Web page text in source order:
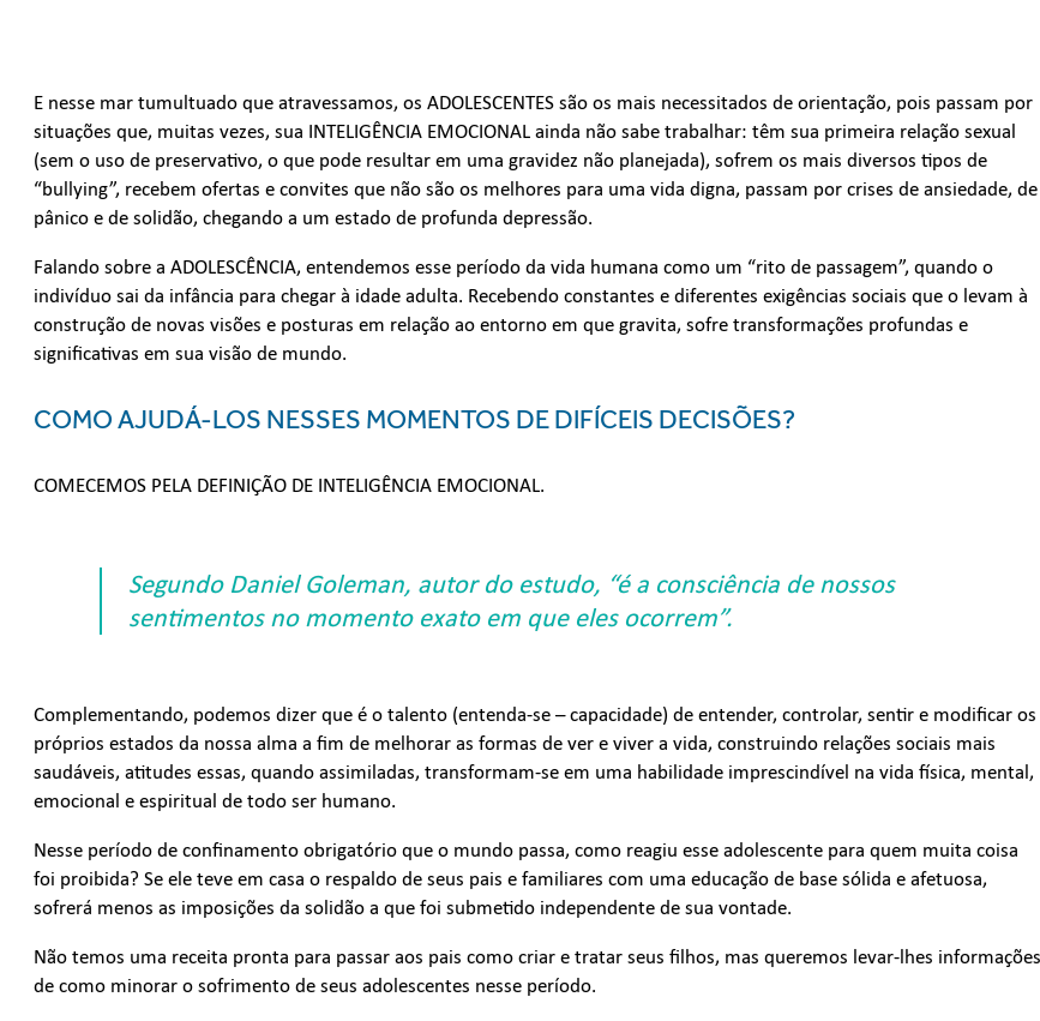
E nesse mar tumultuado que atravessamos, os ADOLESCENTES são os mais necessitados de orientação, pois passam por
situações que, muitas vezes, sua INTELIGÊNCIA EMOCIONAL ainda não sabe trabalhar: têm sua primeira relação sexual
(sem o uso de preservativo, o que pode resultar em uma gravidez não planejada), sofrem os mais diversos tipos de
“bullying”, recebem ofertas e convites que não são os melhores para uma vida digna, passam por crises de ansiedade, de
pânico e de solidão, chegando a um estado de profunda depressão.
Falando sobre a ADOLESCÊNCIA, entendemos esse período da vida humana como um “rito de passagem”, quando o
indivíduo sai da infância para chegar à idade adulta. Recebendo constantes e diferentes exigências sociais que o levam à
construção de novas visões e posturas em relação ao entorno em que gravita, sofre transformações profundas e
significativas em sua visão de mundo.
COMO AJUDÁ-LOS NESSES MOMENTOS DE DIFÍCEIS DECISÕES?
COMECEMOS PELA DEFINIÇÃO DE INTELIGÊNCIA EMOCIONAL.
Segundo Daniel Goleman, autor do estudo, “é a consciência de nossos
sentimentos no momento exato em que eles ocorrem”.
Complementando, podemos dizer que é o talento (entenda-se – capacidade) de entender, controlar, sentir e modificar os
próprios estados da nossa alma a fim de melhorar as formas de ver e viver a vida, construindo relações sociais mais
saudáveis, atitudes essas, quando assimiladas, transformam-se em uma habilidade imprescindível na vida física, mental,
emocional e espiritual de todo ser humano.
Nesse período de confinamento obrigatório que o mundo passa, como reagiu esse adolescente para quem muita coisa
foi proibida? Se ele teve em casa o respaldo de seus pais e familiares com uma educação de base sólida e afetuosa,
sofrerá menos as imposições da solidão a que foi submetido independente de sua vontade.
Não temos uma receita pronta para passar aos pais como criar e tratar seus filhos, mas queremos levar-lhes informações
de como minorar o sofrimento de seus adolescentes nesse período.